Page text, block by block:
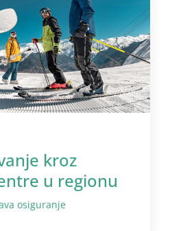
kroz
u regionu
osiguranje